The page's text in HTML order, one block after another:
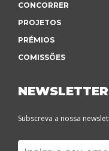
CONCORRER
PROJETOS
PRÉMIOS
COMISSÕES
NEWSLETTER
Subscreva a nossa